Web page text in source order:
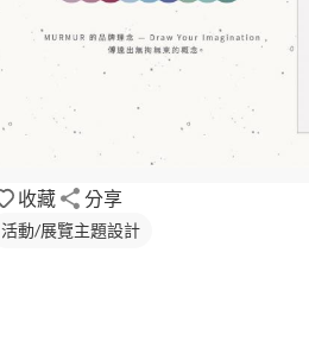
收藏 分享
活動/展覽主題設計